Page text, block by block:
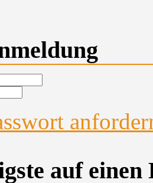
auf einen